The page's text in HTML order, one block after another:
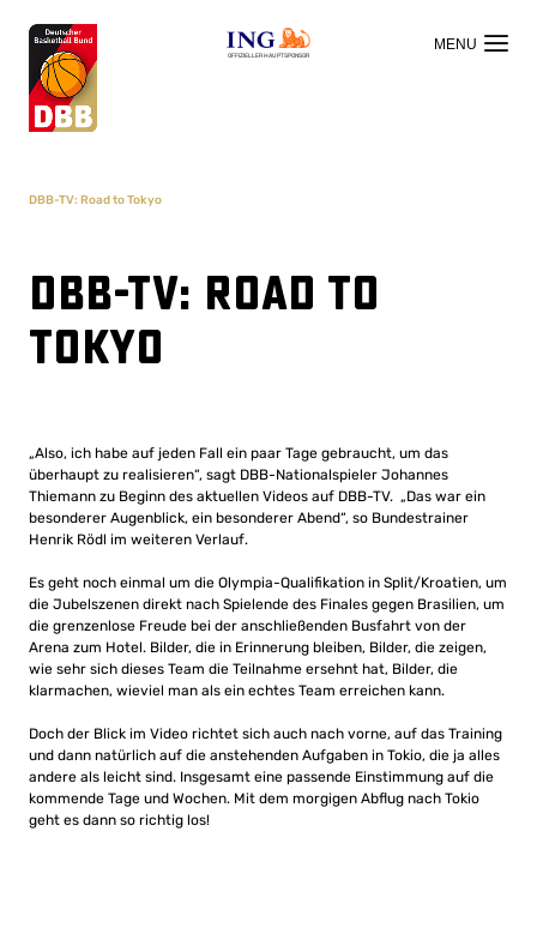
OFFIZIELLER HAUPTSPONSOR
DBB-TV: Road to Tokyo
DBB-TV: Road to
Tokyo
„Also, ich habe auf jeden Fall ein paar Tage gebraucht, um das
überhaupt zu realisieren“, sagt DBB-Nationalspieler Johannes
Thiemann zu Beginn des aktuellen Videos auf DBB-TV. „Das war ein
besonderer Augenblick, ein besonderer Abend“, so Bundestrainer
Henrik Rödl im weiteren Verlauf.
Es geht noch einmal um die Olympia-Qualifikation in Split/Kroatien, um
die Jubelszenen direkt nach Spielende des Finales gegen Brasilien, um
die grenzenlose Freude bei der anschließenden Busfahrt von der
Arena zum Hotel. Bilder, die in Erinnerung bleiben, Bilder, die zeigen,
wie sehr sich dieses Team die Teilnahme ersehnt hat, Bilder, die
klarmachen, wieviel man als ein echtes Team erreichen kann.
Doch der Blick im Video richtet sich auch nach vorne, auf das Training
und dann natürlich auf die anstehenden Aufgaben in Tokio, die ja alles
andere als leicht sind. Insgesamt eine passende Einstimmung auf die
kommende Tage und Wochen. Mit dem morgigen Abflug nach Tokio
geht es dann so richtig los!